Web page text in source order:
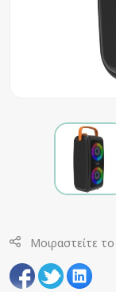
Μοιραστείτε το